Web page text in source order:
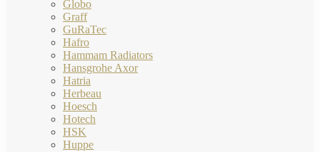
Globo
Graff
GuRaTec
Hafro
Hammam Radiators
Hansgrohe Axor
Hatria
Herbeau
Hoesch
Hotech
HSK
Huppe